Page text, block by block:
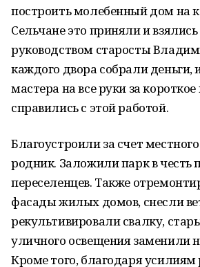
построить молебенный дом на
Сельчане это приняли и
руководством старосты
каждого двора собрали
мастера на все руки за
справились с этой работой.
Благоустроили за счет
родник. Заложили парк в честь
переселенцев. Также
фасады жилых домов, снесли
рекультивировали свалку,
уличного освещения заменили
Кроме того, благодаря